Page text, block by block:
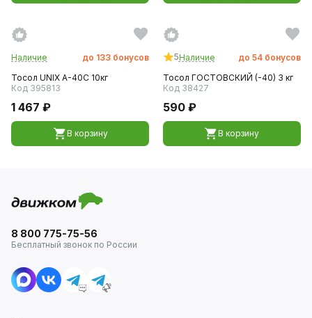
Наличие до 133 бонусов
Тосол UNIX A-40C 10кг
Код 395813
1 467 ₽
В корзину
5Наличие до 54 бонусов
Тосол ГОСТОВСКИЙ (-40) 3 кг
Код 38427
590 ₽
В корзину
8 800 775-75-56
Бесплатный звонок по России